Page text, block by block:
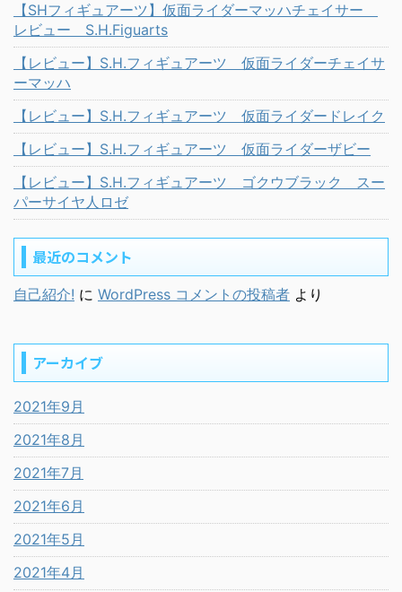
【SHフィギュアーツ】仮面ライダーマッハチェイサー
レビュー S.H.Figuarts
【レビュー】S.H.フィギュアーツ 仮面ライダーチェイサ
ーマッハ
【レビュー】S.H.フィギュアーツ 仮面ライダードレイク
【レビュー】S.H.フィギュアーツ 仮面ライダーザビー
【レビュー】S.H.フィギュアーツ ゴクウブラック スー
パーサイヤ人ロゼ
最近のコメント
自己紹介! に WordPress コメントの投稿者 より
アーカイブ
2021年9月
2021年8月
2021年7月
2021年6月
2021年5月
2021年4月